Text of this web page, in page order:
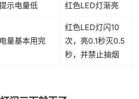
示电量低 红色LED灯渐亮
电量基本用完
红色LED灯闪10
次，亮0.1秒灭0.5
秒，并禁止抽烟